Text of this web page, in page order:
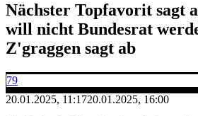
Nächster Topfavorit sagt
will nicht Bundesrat
Z'graggen sagt ab
79
20.01.2025, 11:1720.01.2025, 16:00